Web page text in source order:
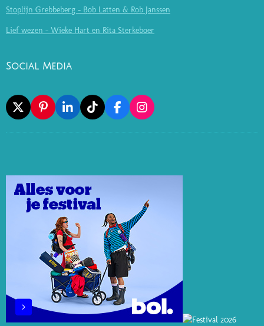
Stoplijn Grebbeberg - Bob Latten & Rob Janssen
Lief wezen - Wieke Hart en Rita Sterkeboer
Social Media
X
P
I
N
E
S
T
L
I
N
I
N
T
I
K
F
A
C
O
I
N
S
R
M